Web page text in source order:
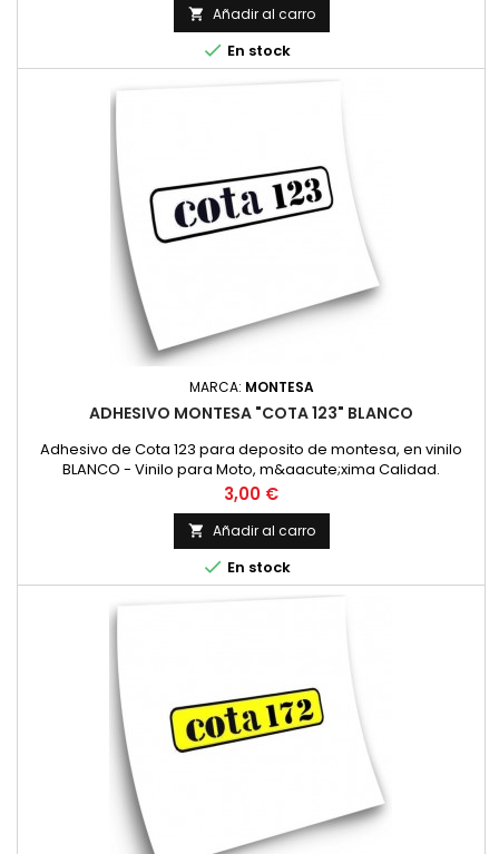
 Añadir al carro
 En stock
MARCA: MONTESA
ADHESIVO MONTESA "COTA 123" BLANCO
Adhesivo de Cota 123 para deposito de montesa, en vinilo
BLANCO - Vinilo para Moto, m&aacute;xima Calidad.
Precio
3,00 €
 Añadir al carro
 En stock